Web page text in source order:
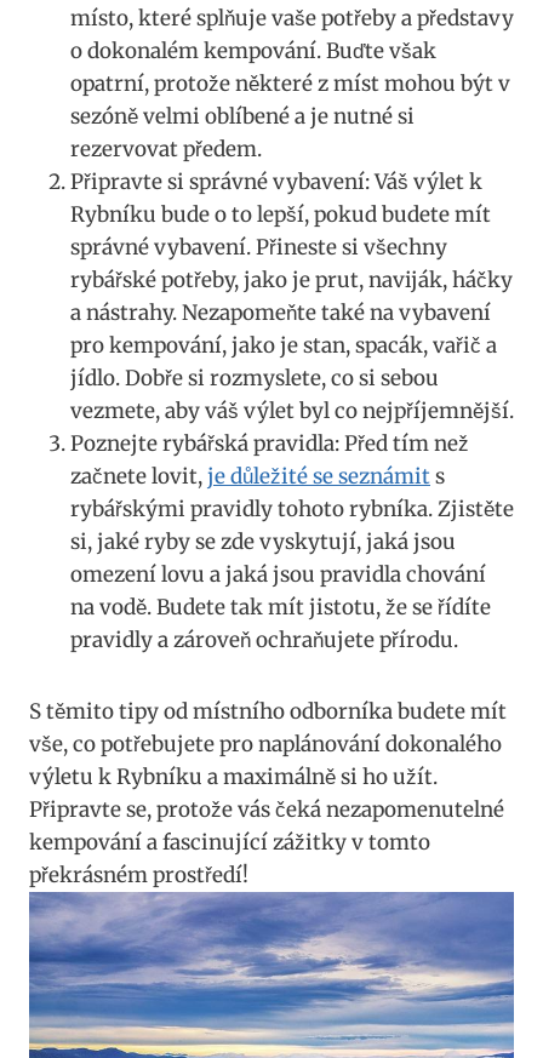
místo, které splňuje vaše potřeby a představy
o dokonalém kempování. Buďte však
opatrní, protože některé z míst mohou být v
sezóně velmi oblíbené a je nutné si
rezervovat předem.
Připravte si správné vybavení: Váš výlet k
Rybníku bude o to lepší, pokud budete mít
správné vybavení. Přineste si všechny
rybářské potřeby, jako je prut, naviják, háčky
a nástrahy. Nezapomeňte také na vybavení
pro kempování, jako je stan, spacák, vařič a
jídlo. Dobře si rozmyslete, co si sebou
vezmete, aby váš výlet byl co nejpříjemnější.
Poznejte rybářská pravidla: Před tím než
začnete lovit,je důležité se seznámits
rybářskými pravidly tohoto rybníka. Zjistěte
si, jaké ryby se zde vyskytují, jaká jsou
omezení lovu a jaká jsou pravidla chování
na vodě. Budete tak mít jistotu, že se řídíte
pravidly a zároveň ochraňujete přírodu.
S těmito tipy od místního odborníka budete mít
vše, co potřebujete pro naplánování dokonalého
výletu k Rybníku a maximálně si ho užít.
Připravte se, protože vás čeká nezapomenutelné
kempování a fascinující zážitky v tomto
překrásném prostředí!